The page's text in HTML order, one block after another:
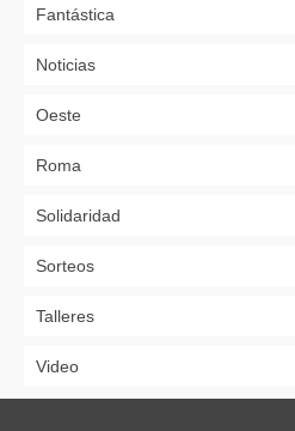
Fantástica
Noticias
Oeste
Roma
Solidaridad
Sorteos
Talleres
Video